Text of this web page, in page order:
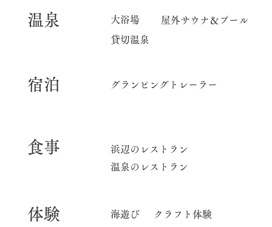
​温泉 大浴場
屋外サウナ＆プール
貸切温泉
宿泊 グランピングトレーラー
食事
​浜辺のレストラン
温泉のレストラン
体験 海遊び クラフト体験